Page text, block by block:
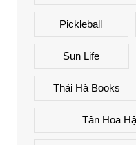
Pickleball
Sun Life
Thái Hà Books
Tân Hoa